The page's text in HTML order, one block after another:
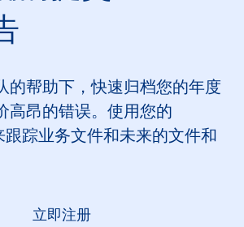
的帮助下，快速归档您的年度
昂的错误。 使用您的
踪业务文件和未来的文件和
立即注册